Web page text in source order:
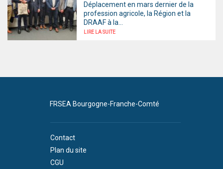
Déplacement en mars dernier de la
profession agricole, la Région et la
DRAAF à la...
LIRE LA SUITE
FRSEA Bourgogne-Franche-Comté
Contact
Plan du site
CGU